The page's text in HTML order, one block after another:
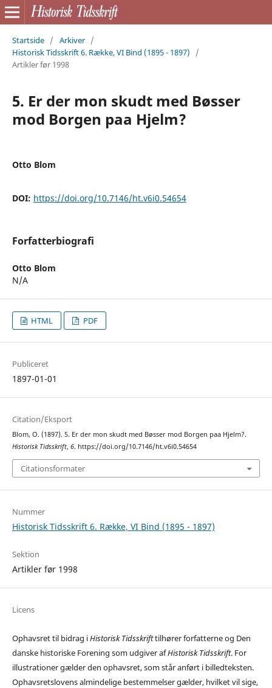
Startside / Arkiver /
Historisk Tidsskrift 6. Række, VI Bind (1895 - 1897)
/
Artikler før 1998
5. Er der mon skudt med Bøsser
mod Borgen paa Hjelm?
Otto Blom
DOI: https://doi.org/10.7146/ht.v6i0.54654
Forfatterbiografi
Otto Blom
N/A
HTML PDF
Publiceret
1897-01-01
Citation/Eksport
Blom, O. (1897). 5. Er der mon skudt med Bøsser mod Borgen paa Hjelm?.
Historisk Tidsskrift, 6. https://doi.org/10.7146/ht.v6i0.54654
Citationsformater
Nummer
Historisk Tidsskrift 6. Række, VI Bind (1895 - 1897)
Sektion
Artikler før 1998
Licens
Ophavsret til bidrag iHistorisk Tidsskrifttilhører forfatterne og Den
danske historiske Forening som udgiver afHistorisk Tidsskrift. For
illustrationer gælder den ophavsret, som står anført i billedteksten.
Ophavsretslovens almindelige bestemmelser gælder, hvilket vil sige,